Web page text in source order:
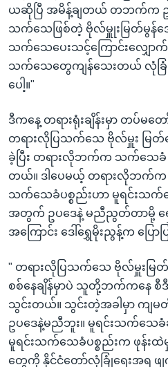
ယဆိုပြီ အမိန့်ချတယ် တဘက်က
သက်သေဖြစ်တဲ့ ဗိုလ်မှူုးမြတ်မွန်အ
သက်သေပေးသင့်ကြောင်းလျှောက်
သက်သေတွေကျန်သေးတယ် လုံခြုံရ
ပေါ့။"
ဒီကနေ့ တရားရုံးချိန်းမှာ တပ်မ
တရားလိုပြသက်သေ ဗိုလ်မှူး မြတ်
ခဲ့ပြီး တရားလိုဘက်က သက်သေခံ
တယ်။ ဒါပေမယ့် တရားလိုဘက်
သက်သေခံပစ္စည်းဟာ မူရင်းသ
အတွက် ဥပဒေနဲ့ မညီညွတ်တာမို့
အကြောင်း ဒေါ်ရွှေမိုးညွန့်က ပြော
" တရားလိုပြသက်သေ ဗိုလ်မှူးမ
စစ်နေချိန်မှာပဲ သူတို့ဘက်ကနေ စီ
သွင်းတယ်။ သွင်းတဲ့အခါမှာ
ဥပဒေနဲ့မညီဘူး။ မူရင်းသက်သေ
မူရင်းသက်သေခံပစ္စည်းက ဖုန်းထဲ
တွေကို နိုင်ငံတော်လုံခြုံရေးအရ